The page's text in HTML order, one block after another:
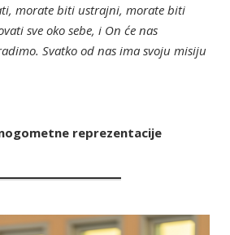
morate biti ustrajni, morate biti
sve oko sebe, i On će nas
Svatko od nas ima svoju misiju
reprezentacije